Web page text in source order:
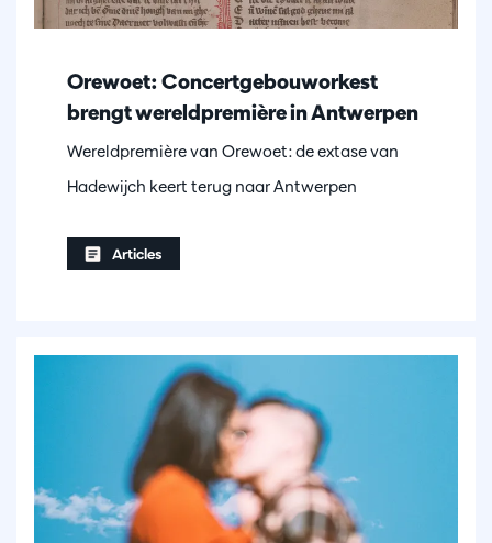
Orewoet: Concertgebouworkest
brengt wereldpremière in Antwerpen
Wereldpremière van Orewoet: de extase van
Hadewijch keert terug naar Antwerpen
Articles